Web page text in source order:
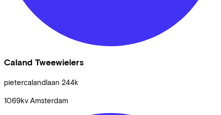
Caland Tweewielers
pietercalandlaan 244k
1069kv Amsterdam